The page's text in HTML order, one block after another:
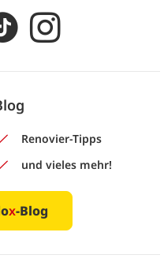
Renovier-Tipps
und vieles mehr!
x-Blog